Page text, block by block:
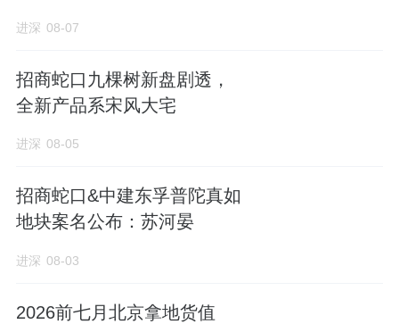
1.现行政策情况
北京仍保留五环内限购（分户籍/非户籍）、限
贷、预售资金监管等基本框架，但边际持续放
松。政策主线自2025年8月起，经"刺激松
型"，目标为实现市场健康、稳定、高质量发
展。
进深 08-07
招商蛇口九棵树新盘剧透，
全新产品系宋风大宅
进深 08-05
招商蛇口&中建东孚普陀真如
地块案名公布：苏河晏
进深 08-03
2026前七月北京拿地货值